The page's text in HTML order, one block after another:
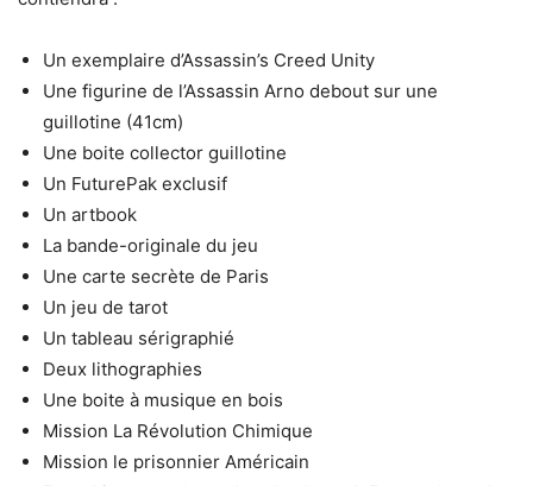
Un exemplaire d’Assassin’s Creed Unity
Une figurine de l’Assassin Arno debout sur une
guillotine (41cm)
Une boite collector guillotine
Un FuturePak exclusif
Un artbook
La bande-originale du jeu
Une carte secrète de Paris
Un jeu de tarot
Un tableau sérigraphié
Deux lithographies
Une boite à musique en bois
Mission La Révolution Chimique
Mission le prisonnier Américain